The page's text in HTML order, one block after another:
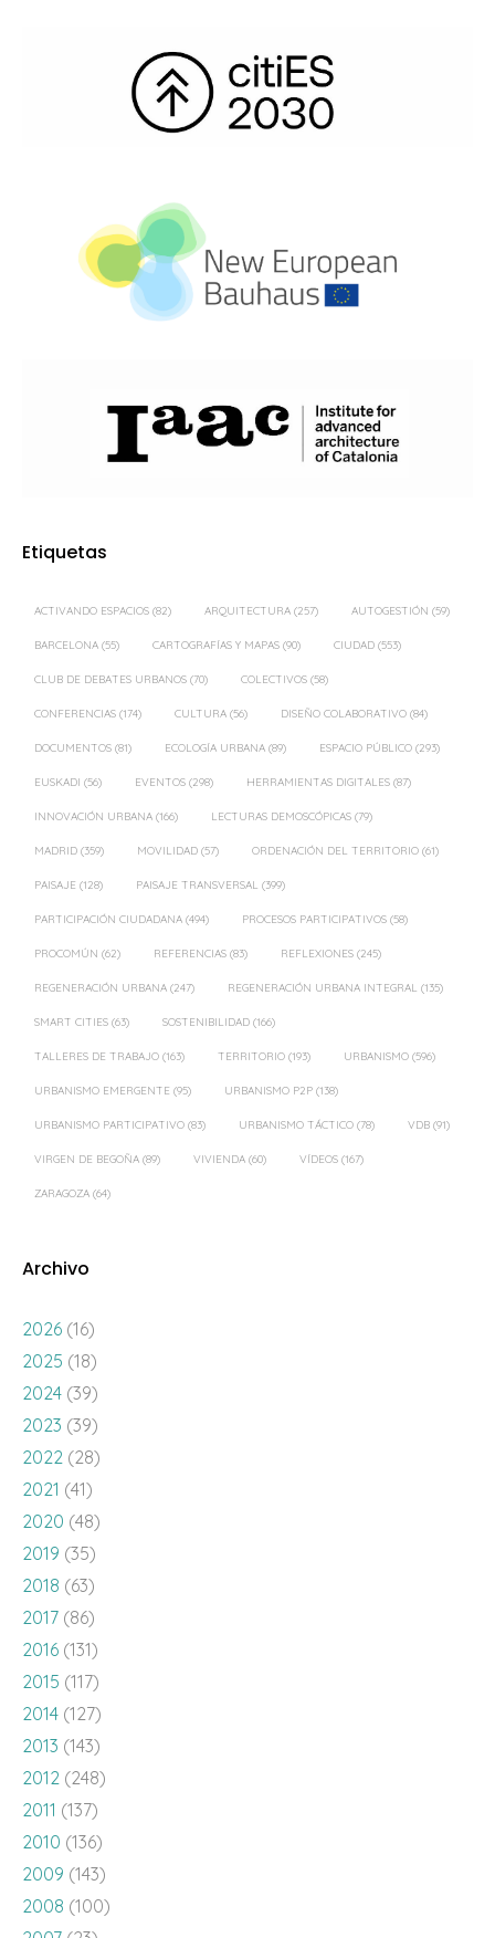
Etiquetas
ACTIVANDO ESPACIOS (82) ARQUITECTURA (257) AUTOGESTIÓN (59)
BARCELONA (55) CARTOGRAFÍAS Y MAPAS (90) CIUDAD (553)
CLUB DE DEBATES URBANOS (70) COLECTIVOS (58)
CONFERENCIAS (174) CULTURA (56) DISEÑO COLABORATIVO (84)
DOCUMENTOS (81) ECOLOGÍA URBANA (89) ESPACIO PÚBLICO (293)
EUSKADI (56) EVENTOS (298) HERRAMIENTAS DIGITALES (87)
INNOVACIÓN URBANA (166) LECTURAS DEMOSCÓPICAS (79)
MADRID (359) MOVILIDAD (57) ORDENACIÓN DEL TERRITORIO (61)
PAISAJE (128) PAISAJE TRANSVERSAL (399)
PARTICIPACIÓN CIUDADANA (494) PROCESOS PARTICIPATIVOS (58)
PROCOMÚN (62) REFERENCIAS (83) REFLEXIONES (245)
REGENERACIÓN URBANA (247) REGENERACIÓN URBANA INTEGRAL (135)
SMART CITIES (63) SOSTENIBILIDAD (166)
TALLERES DE TRABAJO (163) TERRITORIO (193) URBANISMO (596)
URBANISMO EMERGENTE (95) URBANISMO P2P (138)
URBANISMO PARTICIPATIVO (83) URBANISMO TÁCTICO (78) VDB (91)
VIRGEN DE BEGOÑA (89) VIVIENDA (60) VÍDEOS (167)
ZARAGOZA (64)
Archivo
2026 (16)
2025 (18)
2024 (39)
2023 (39)
2022 (28)
2021 (41)
2020 (48)
2019 (35)
2018 (63)
2017 (86)
2016 (131)
2015 (117)
2014 (127)
2013 (143)
2012 (248)
2011 (137)
2010 (136)
2009 (143)
2008 (100)